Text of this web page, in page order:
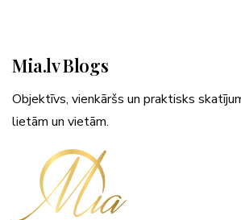
Mia.lv Blogs
Objektīvs, vienkāršs un praktisks
lietām un vietām.